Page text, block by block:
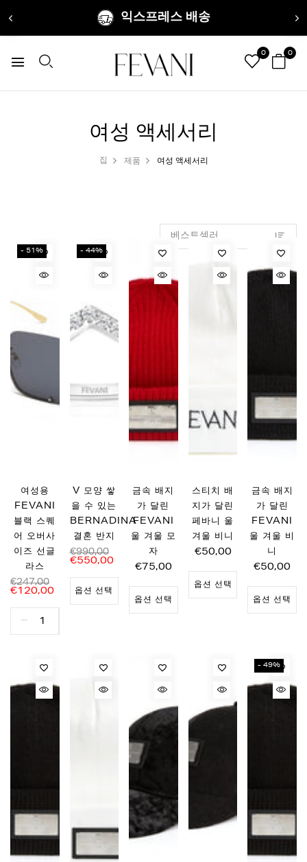
익스프레스 배송
0 0
여성 액세서리
집 제품 여성 액세서리
- 51%
여성용
FEVANI
블랙 스퀘
어 오버사
이즈 선글
라스
€247,00
€120,00
- 44%
V 모양 쌓
을 수 있는
BERNADINA
결혼 반지
€990,00
€550,00
옵션 선택
금속 배지
가 달린
FEVANI
울 겨울 모
자
€75,00
옵션 선택
스티치 배
지가 달린
페바니 울
겨울 비니
€50,00
옵션 선택
금속 배지
가 달린
FEVANI
울 겨울 비
니
€50,00
옵션 선택
- 49%